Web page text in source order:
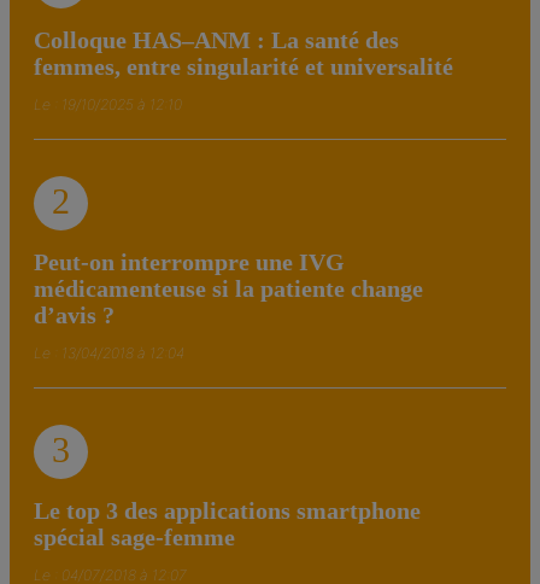
Colloque HAS–ANM : La santé des
femmes, entre singularité et universalité
Le : 19/10/2025 à 12:10
2
Peut-on interrompre une IVG
médicamenteuse si la patiente change
d’avis ?
Le : 13/04/2018 à 12:04
3
Le top 3 des applications smartphone
spécial sage-femme
Le : 04/07/2018 à 12:07